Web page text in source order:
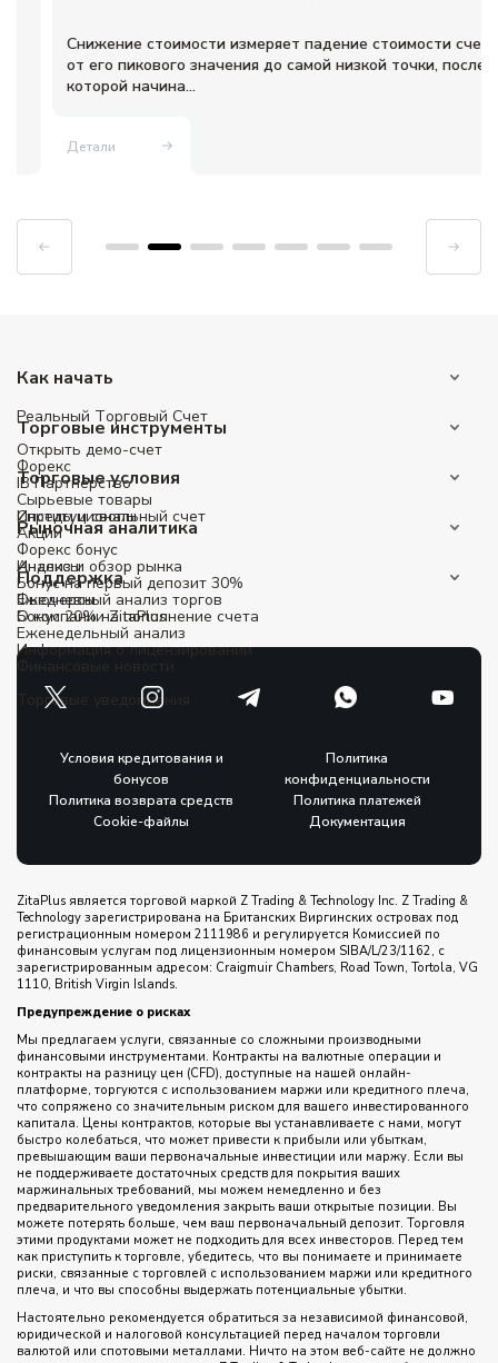
Снижение стоимости измеряет падение стоимости счета
от его пикового значения до самой низкой точки, после
которой начина...
Детали
Как начать
Реальный Tорговый Cчет
Открыть демо-счет
IB Партнерство
Институциональный счет
Торговые инструменты
Форекс
Сырьевые товары
Акции
Индексы
Фьючерсы
Торговые условия
Спреды и свопы
Форекс бонус
Бонус на первый депозит 30%
Бонус 20% на пополнение счета
Рыночная аналитика
Анализ и обзор рынка
Ежедневный анализ торгов
Еженедельный анализ
Финансовые новости
Торговые уведомления
Поддержка
О компании ZitaPlus
Информация о лицензировании
Условия кредитования и
бонусов
Политика
конфиденциальности
Политика возврата средств
Политика платежей
Cookie-файлы
Документация
ZitaPlus является торговой маркой Z Trading & Technology Inc. Z Trading &
Technology зарегистрирована на Британских Виргинских островах под
регистрационным номером 2111986 и регулируется Комиссией по
финансовым услугам под лицензионным номером SIBA/L/23/1162, с
зарегистрированным адресом: Craigmuir Chambers, Road Town, Tortola, VG
1110, British Virgin Islands.
Предупреждение о рисках
Мы предлагаем услуги, связанные со сложными производными
финансовыми инструментами. Контракты на валютные операции и
контракты на разницу цен (CFD), доступные на нашей онлайн-
платформе, торгуются с использованием маржи или кредитного плеча,
что сопряжено со значительным риском для вашего инвестированного
капитала. Цены контрактов, которые вы устанавливаете с нами, могут
быстро колебаться, что может привести к прибыли или убыткам,
превышающим ваши первоначальные инвестиции или маржу. Если вы
не поддерживаете достаточных средств для покрытия ваших
маржинальных требований, мы можем немедленно и без
предварительного уведомления закрыть ваши открытые позиции. Вы
можете потерять больше, чем ваш первоначальный депозит. Торговля
этими продуктами может не подходить для всех инвесторов. Перед тем
как приступить к торговле, убедитесь, что вы понимаете и принимаете
риски, связанные с торговлей с использованием маржи или кредитного
плеча, и что вы способны выдержать потенциальные убытки.
Настоятельно рекомендуется обратиться за независимой финансовой,
юридической и налоговой консультацией перед началом торговли
валютой или спотовыми металлами. Ничто на этом веб-сайте не должно